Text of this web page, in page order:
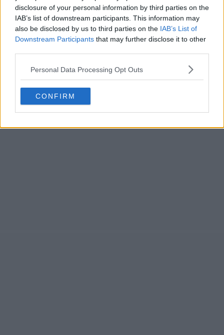
disclosure of your personal information by third parties on the
IAB’s list of downstream participants. This information may
also be disclosed by us to third parties on the IAB’s List of
Downstream Participants that may further disclose it to other
Personal Data Processing Opt Outs
CONFIRM